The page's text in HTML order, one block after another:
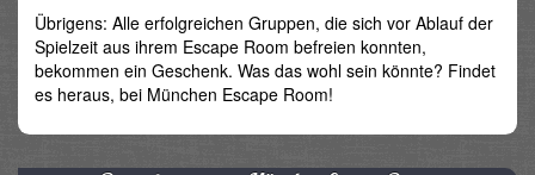
Übrigens: Alle erfolgreichen Gruppen, die sich vor Ablauf der
Spielzeit aus ihrem Escape Room befreien konnten,
bekommen ein Geschenk. Was das wohl sein könnte? Findet
es heraus, bei München Escape Room!